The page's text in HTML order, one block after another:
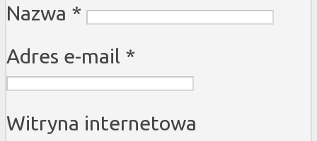
Nazwa *
Adres e-mail *
Witryna internetowa